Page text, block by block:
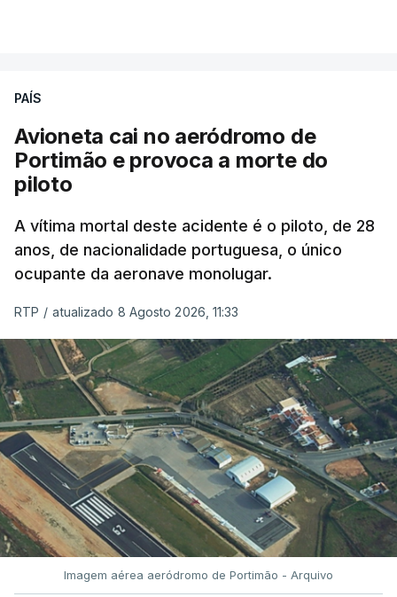
PAÍS
Avioneta cai no aeródromo de
Portimão e provoca a morte do
piloto
A vítima mortal deste acidente é o piloto, de 28
anos, de nacionalidade portuguesa, o único
ocupante da aeronave monolugar.
RTP / atualizado 8 Agosto 2026, 11:33
Imagem aérea aeródromo de Portimão - Arquivo